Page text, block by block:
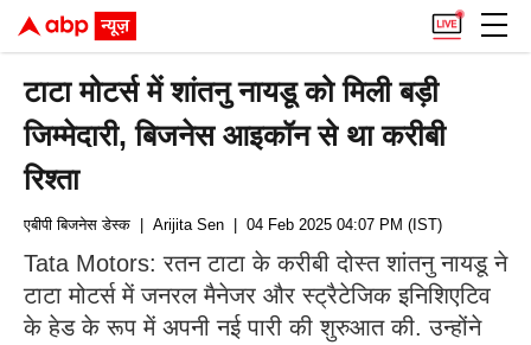
टाटा मोटर्स में शांतनु नायडू को मिली बड़ी
जिम्मेदारी, बिजनेस आइकॉन से था करीबी
रिश्ता
एबीपी बिजनेस डेस्क | Arijita Sen | 04 Feb 2025 04:07 PM (IST)
Tata Motors: रतन टाटा के करीबी दोस्त शांतनु नायडू ने
टाटा मोटर्स में जनरल मैनेजर और स्ट्रैटेजिक इनिशिएटिव
के हेड के रूप में अपनी नई पारी की शुरुआत की. उन्होंने